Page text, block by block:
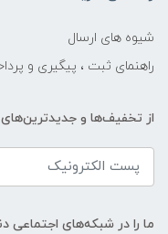
شیوه های ارسال
راهنمای ثبت ، پیگیری و
از تخفیف‌ها و
ما را در شبکه‌های اجتماعی